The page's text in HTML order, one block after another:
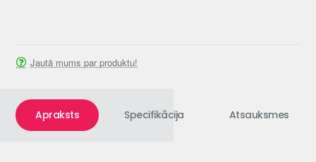
Jautā mums par produktu!
Apraksts Specifikācija Atsauksmes